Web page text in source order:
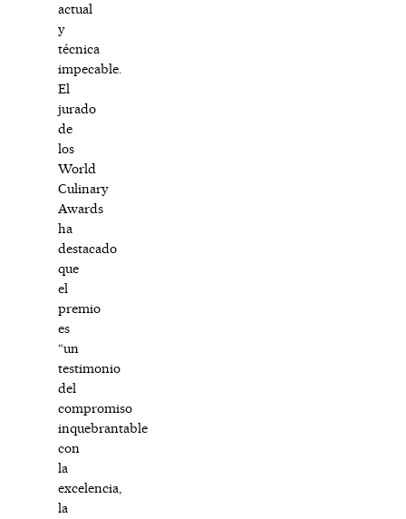
actual
y
técnica
impecable.
El
jurado
de
los
World
Culinary
Awards
ha
destacado
que
el
premio
es
“un
testimonio
del
compromiso
inquebrantable
con
la
excelencia,
la